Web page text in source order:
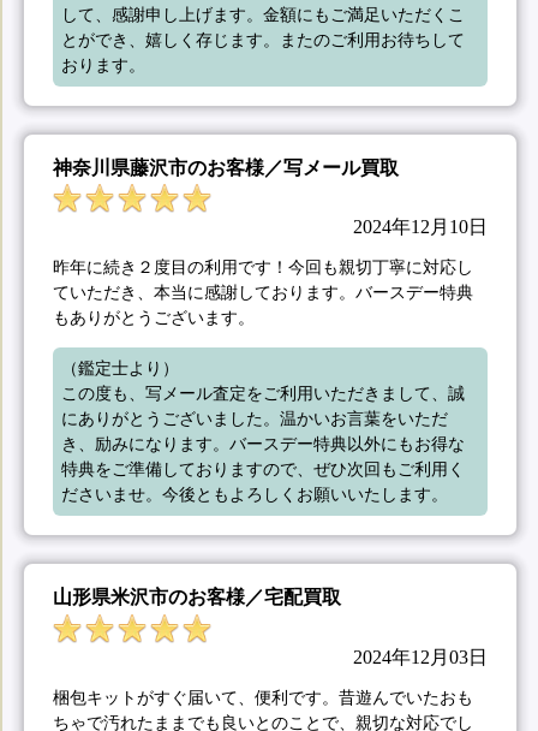
して、感謝申し上げます。金額にもご満足いただくこ
とができ、嬉しく存じます。またのご利用お待ちして
おります。
神奈川県藤沢市のお客様／写メール買取
2024年12月10日
昨年に続き２度目の利用です！今回も親切丁寧に対応し
ていただき、本当に感謝しております。バースデー特典
もありがとうございます。
（鑑定士より）
この度も、写メール査定をご利用いただきまして、誠
にありがとうございました。温かいお言葉をいただ
き、励みになります。バースデー特典以外にもお得な
特典をご準備しておりますので、ぜひ次回もご利用く
ださいませ。今後ともよろしくお願いいたします。
山形県米沢市のお客様／宅配買取
2024年12月03日
梱包キットがすぐ届いて、便利です。昔遊んでいたおも
ちゃで汚れたままでも良いとのことで、親切な対応でし